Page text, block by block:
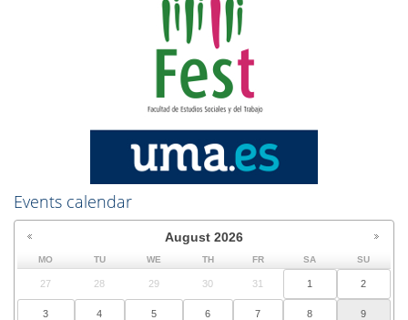
Events calendar
August 2026
MO TU WE TH FR SA SU
27 28 29 30 31 1 2
3 4 5 6 7 8 9